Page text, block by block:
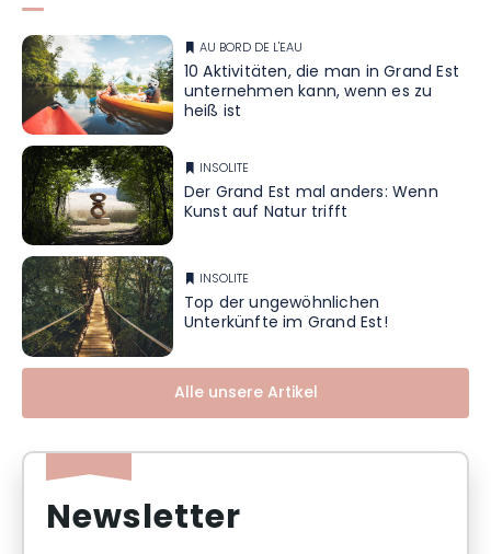
AU BORD DE L'EAU
10 Aktivitäten, die man in Grand Est
unternehmen kann, wenn es zu
heiß ist
INSOLITE
Der Grand Est mal anders: Wenn
Kunst auf Natur trifft
INSOLITE
Top der ungewöhnlichen
Unterkünfte im Grand Est!
Alle unsere Artikel
Newsletter